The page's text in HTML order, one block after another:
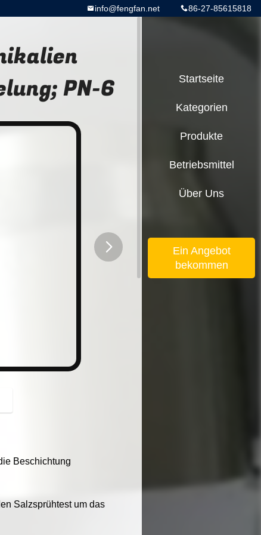
86-27-85615818
info@fengfan.net
PN-6
Beschichtung
Salzsprühtest um das
Startseite
Kategorien
Produkte
Betriebsmittel
Über Uns
Ein Angebot
bekommen